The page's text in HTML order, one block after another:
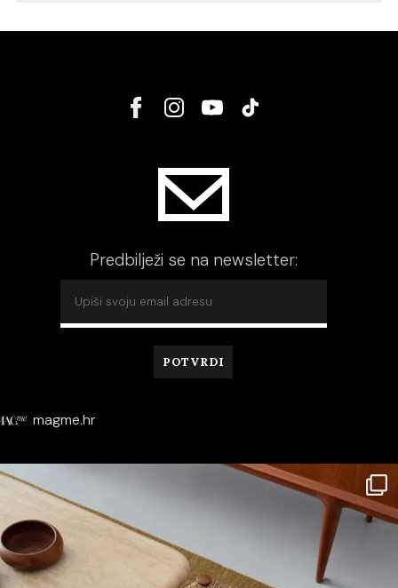
Predbilježi se na newsletter:
magme.hr